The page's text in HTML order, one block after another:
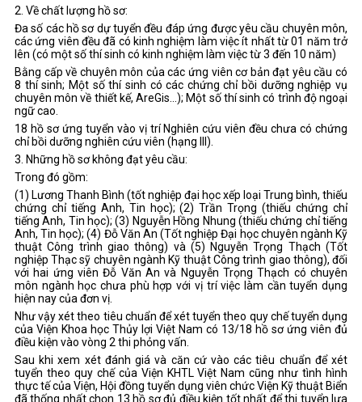
2. Về chất lượng hồ sơ:
Đa số các hồ sơ dự tuyển đều đáp ứng được yêu cầu chuyên môn,
các ứng viên đều đã có kinh nghiệm làm việc ít nhất từ 01 năm trở
lên (có một số thí sinh có kinh nghiệm làm việc từ 3 đến 10 năm)
Bằng cấp về chuyên môn của các ứng viên cơ bản đạt yêu cầu có
8 thí sinh; Một số thí sinh có các chứng chỉ bồi dưỡng nghiệp vụ
chuyên môn về thiết kế, AreGis...); Một số thí sinh có trình độ ngoại
ngữ cao.
18 hồ sơ ứng tuyển vào vị trí Nghiên cứu viên đều chưa có chứng
chỉ bồi dưỡng nghiên cứu viên (hạng III).
3. Những hồ sơ không đạt yêu cầu:
Trong đó gồm:
(1) Lương Thanh Bình (tốt nghiệp đại học xếp loại Trung bình, thiếu
chứng chỉ tiếng Anh, Tin học); (2) Trần Trọng (thiếu chứng chỉ
tiếng Anh, Tin học); (3) Nguyễn Hồng Nhung (thiếu chứng chỉ tiếng
Anh, Tin học); (4) Đỗ Văn An (Tốt nghiệp Đại học chuyên ngành Kỹ
thuật Công trình giao thông) và (5) Nguyễn Trọng Thạch (Tốt
nghiệp Thạc sỹ chuyên ngành Kỹ thuật Công trình giao thông), đối
với hai ứng viên Đỗ Văn An và Nguyễn Trọng Thạch có chuyên
môn ngành học chưa phù hợp với vị trí việc làm cần tuyển dụng
hiện nay của đơn vị.
Như vậy xét theo tiêu chuẩn để xét tuyển theo quy chế tuyển dụng
của Viện Khoa học Thủy lợi Việt Nam có 13/18 hồ sơ ứng viên đủ
điều kiện vào vòng 2 thi phỏng vấn.
Sau khi xem xét đánh giá và căn cứ vào các tiêu chuẩn để xét
tuyển theo quy chế của Viện KHTL Việt Nam cũng như tình hình
thực tế của Viện, Hội đồng tuyển dụng viên chức Viện Kỹ thuật Biển
đã thống nhất chọn 13 hồ sơ đủ điều kiện tốt nhất để thi tuyển lựa